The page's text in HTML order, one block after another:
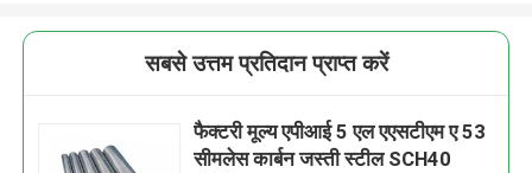
सबसे उत्तम प्रतिदान प्राप्त करें
फैक्टरी मूल्य एपीआई 5 एल एएसटीएम ए 53
सीमलेस कार्बन जस्ती स्टील SCH40